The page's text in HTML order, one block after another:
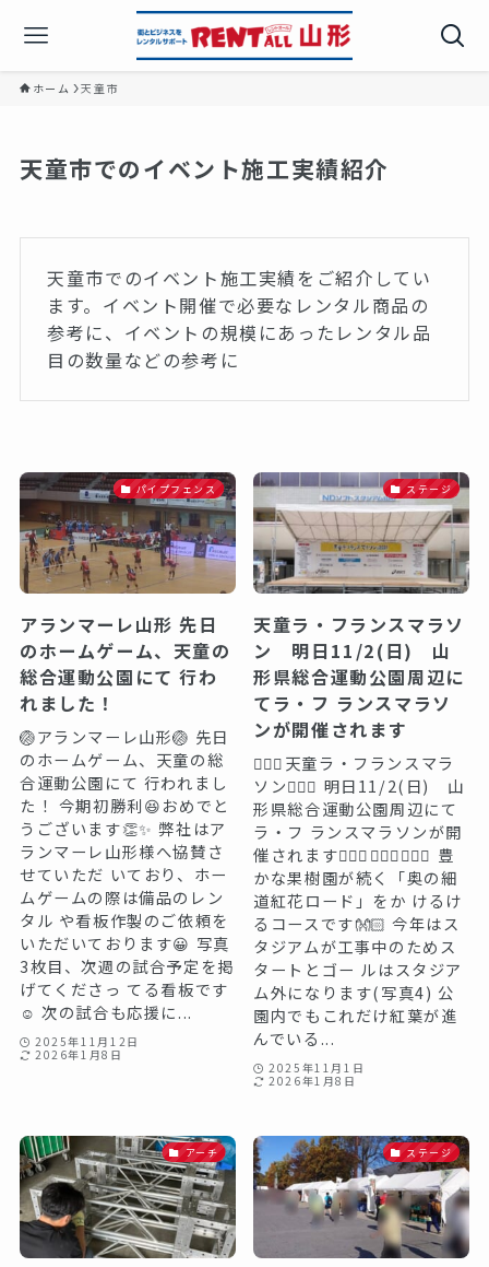
ホーム 天童市
天童市でのイベント施工実績紹介
天童市でのイベント施工実績をご紹介してい
ます。イベント開催で必要なレンタル商品の
参考に、イベントの規模にあったレンタル品
目の数量などの参考に
パイプフェンス
アランマーレ山形 先日
のホームゲーム、天童の
総合運動公園にて 行わ
れました！
🏐アランマーレ山形🏐 先日
のホームゲーム、天童の総
合運動公園にて 行われまし
た！ 今期初勝利😆おめでと
うございます👏✨ 弊社はア
ランマーレ山形様へ協賛さ
せていただ いており、ホー
ムゲームの際は備品のレン
タル や看板作製のご依頼を
いただいております😀 写真
3枚目、次週の試合予定を掲
げてくださっ てる看板です
☺️ 次の試合も応援に...
2025年11月12日
2026年1月8日
ステージ
天童ラ・フランスマラソ
ン 明日11/2(日) 山
形県総合運動公園周辺に
てラ・フ ランスマラソ
ンが開催されます
🏃🏻‍♀️天童ラ・フランスマラ
ソン🏃🏻‍♀️ 明日11/2(日) 山
形県総合運動公園周辺にて
ラ・フ ランスマラソンが開
催されます🏃🏻‍♀️🏃🏻‍♀️🏃🏻‍♀️ 豊
かな果樹園が続く「奥の細
道紅花ロード」をか けるけ
るコースです👐🏻 今年はス
タジアムが工事中のためス
タートとゴー ルはスタジア
ム外になります(写真4) 公
園内でもこれだけ紅葉が進
んでいる...
2025年11月1日
2026年1月8日
アーチ ステージ